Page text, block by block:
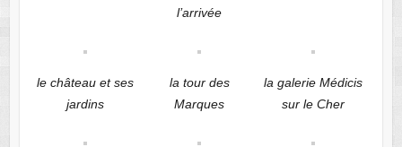
l’arrivée
le château et ses
jardins
la tour des
Marques
la galerie Médicis
sur le Cher